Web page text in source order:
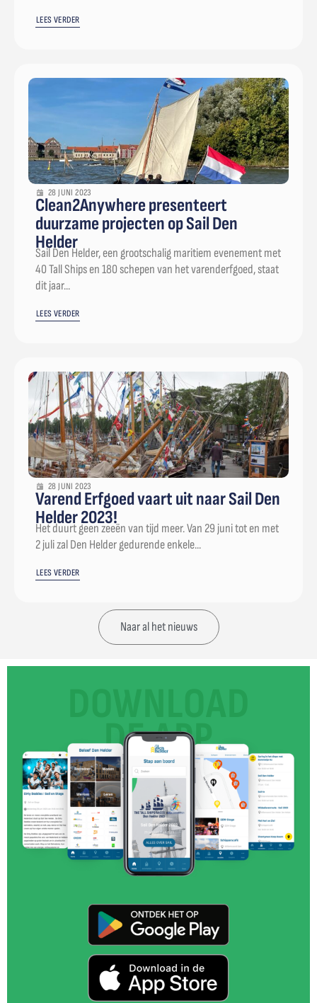
LEES VERDER
28 JUNI 2023
Clean2Anywhere presenteert
duurzame projecten op Sail Den
Helder
Sail Den Helder, een grootschalig maritiem evenement met
40 Tall Ships en 180 schepen van het varenderfgoed, staat
dit jaar...
LEES VERDER
28 JUNI 2023
Varend Erfgoed vaart uit naar Sail Den
Helder 2023!
Het duurt geen zeeën van tijd meer. Van 29 juni tot en met
2 juli zal Den Helder gedurende enkele...
LEES VERDER
Naar al het nieuws
DE APP